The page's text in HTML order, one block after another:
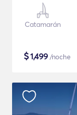
Catamarán
$1,499 /noche